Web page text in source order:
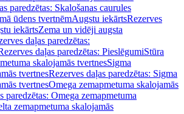
paredzētas: Skalošanas caurules
ūdens tvertnēmAugstu iekārtsRezerves
iekārtsZema un vidēji augsta
daļas paredzētas:
daļas paredzētas: PieslēgumiStūra
skalojamās tvertnesSigma
tvertnesRezerves daļas paredzētas: Sigma
tvertnesOmega zemapmetuma skalojamās
paredzētas: Omega zemapmetuma
zemapmetuma skalojamās